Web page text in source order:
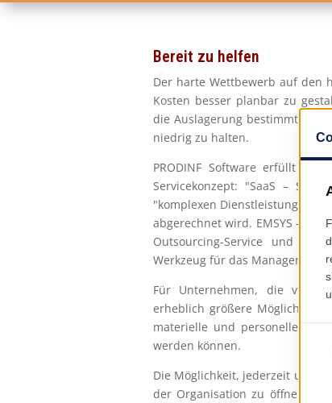
Bereit zu helfen
Der harte Wettbewerb auf den
Kosten besser planbar zu
die Auslagerung bestimmter
niedrig zu halten.
PRODINF Software erfüllt die
Servicekonzept: "SaaS –
"komplexen Dienstleistung wie
abgerechnet wird. EMSYS –
Outsourcing-Service und
Werkzeug für das Management
Für Unternehmen, die von
erheblich größere
materielle und personelle
werden können.
Die Möglichkeit, jederzeit und
der Organisation zu öffnen,